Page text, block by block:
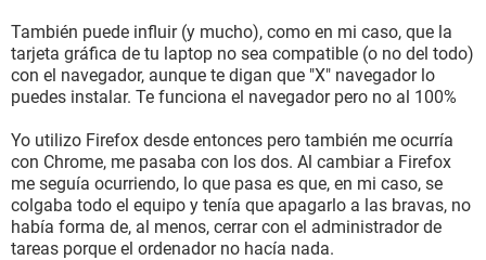
También puede influir (y mucho), como en mi caso, que la
tarjeta gráfica de tu laptop no sea compatible (o no del todo)
con el navegador, aunque te digan que "X" navegador lo
puedes instalar. Te funciona el navegador pero no al 100%
Yo utilizo Firefox desde entonces pero también me ocurría
con Chrome, me pasaba con los dos. Al cambiar a Firefox
me seguía ocurriendo, lo que pasa es que, en mi caso, se
colgaba todo el equipo y tenía que apagarlo a las bravas, no
había forma de, al menos, cerrar con el administrador de
tareas porque el ordenador no hacía nada.